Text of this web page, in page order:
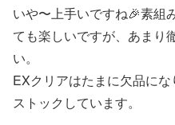
いや〜上手いですね🎉素組
ても楽しいですが、あまり
い。
EXクリアはたまに欠品に
ストックしています。